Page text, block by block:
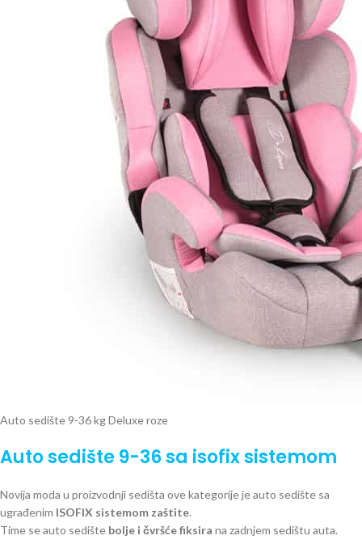
Auto sedište 9-36 kg Deluxe roze
Auto sedište 9-36 sa isofix sistemom
Novija moda u proizvodnji sedišta ove kategorije je auto sedište sa
ugrađenim ISOFIX sistemom zaštite.
Time se auto sedište bolje i čvršće fiksira na zadnjem sedištu auta.